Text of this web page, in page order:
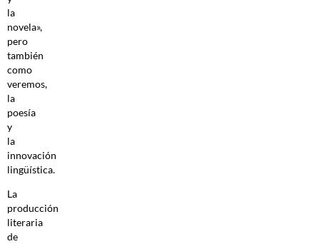
la
novela»,
pero
también
como
veremos,
la
poesía
y
la
innovación
lingüística.
La
producción
literaria
de